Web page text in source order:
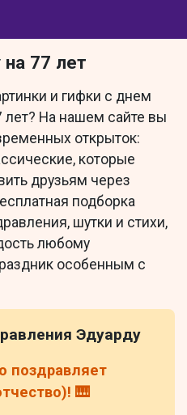
77 лет
и гифки с днем
На нашем сайте вы
открыток:
которые
друзьям через
подборка
шутки и стихи,
любому
особенным с
Эдуарду
поздравляет
🎹